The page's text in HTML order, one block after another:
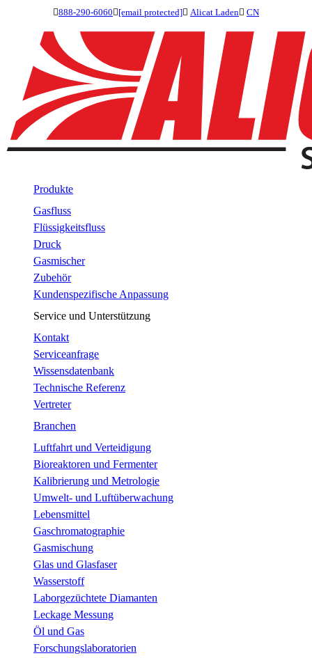
888-290-6060  [email protected] Alicat Laden CN
Produkte
Gasfluss
Flüssigkeitsfluss
Druck
Gasmischer
Zubehör
Kundenspezifische Anpassung
Service und Unterstützung
Kontakt
Serviceanfrage
Wissensdatenbank
Technische Referenz
Vertreter
Branchen
Luftfahrt und Verteidigung
Bioreaktoren und Fermenter
Kalibrierung und Metrologie
Umwelt- und Luftüberwachung
Lebensmittel
Gaschromatographie
Gasmischung
Glas und Glasfaser
Wasserstoff
Laborgezüchtete Diamanten
Leckage Messung
Öl und Gas
Forschungslaboratorien